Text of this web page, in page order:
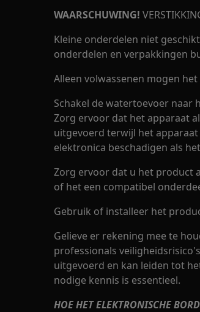
WAARSCHUWING!
Kleine onderdelen niet
onderdelen en verpakkingen
Alleen volwassenen mogen
Schakel de watertoevoer
Zorg ervoor dat het apparaat
uitgevoerd terwijl het
elektronica beschadigen als
Zorg ervoor dat u het product
of het een compatibel
Gebruik of installeer het
Gelieve er rekening mee te
professionals
uitgevoerd en kan leiden tot
nodige kennis is essentieel.
HOE HET ELEKTRONISCHE